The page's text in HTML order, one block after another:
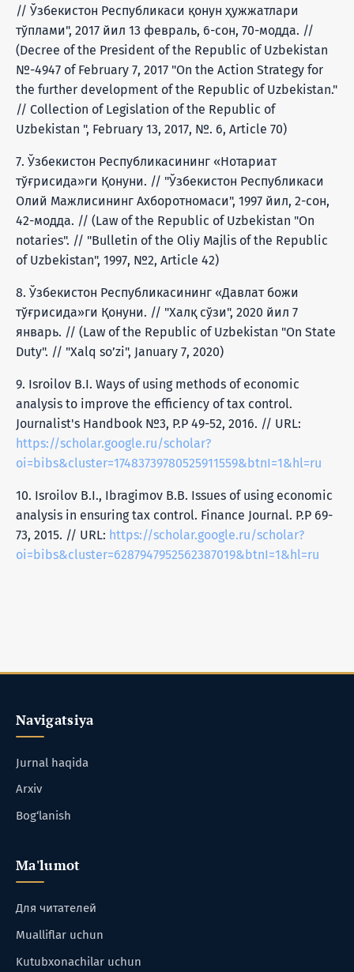
// Ўзбекистон Республикаси қонун ҳужжатлари
тўплами", 2017 йил 13 февраль, 6-сон, 70-модда. //
(Decree of the President of the Republic of Uzbekistan
№-4947 of February 7, 2017 "On the Action Strategy for
the further development of the Republic of Uzbekistan."
// Collection of Legislation of the Republic of
Uzbekistan ", February 13, 2017, №. 6, Article 70)
7. Ўзбекистон Республикасининг «Нотариат
тўғрисида»ги Қонуни. // "Ўзбекистон Республикаси
Олий Мажлисининг Ахборотномаси", 1997 йил, 2-сон,
42-модда. // (Law of the Republic of Uzbekistan "On
notaries". // "Bulletin of the Oliy Majlis of the Republic
of Uzbekistan", 1997, №2, Article 42)
8. Ўзбекистон Республикасининг «Давлат божи
тўғрисида»ги Қонуни. // "Халқ сўзи", 2020 йил 7
январь. // (Law of the Republic of Uzbekistan "On State
Duty". // "Xalq so’zi", January 7, 2020)
9. Isroilov B.I. Ways of using methods of economic
analysis to improve the efficiency of tax control.
Journalist's Handbook №3, P.P 49-52, 2016. // URL:
https://scholar.google.ru/scholar?
oi=bibs&cluster=17483739780525911559&btnI=1&hl=ru
10. Isroilov B.I., Ibragimov B.B. Issues of using economic
analysis in ensuring tax control. Finance Journal. P.P 69-
73, 2015. // URL: https://scholar.google.ru/scholar?
oi=bibs&cluster=6287947952562387019&btnI=1&hl=ru
Navigatsiya
Jurnal haqida
Arxiv
Bog‘lanish
Ma'lumot
Для читателей
Mualliflar uchun
Kutubxonachilar uchun